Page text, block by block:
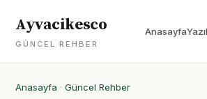
Ayvacikesco
GÜNCEL REHBER
Anasayfa
Anasayfa · Güncel Rehber